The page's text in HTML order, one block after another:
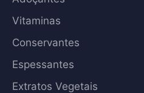
Vitaminas
Conservantes
Espessantes
Extratos Vegetais